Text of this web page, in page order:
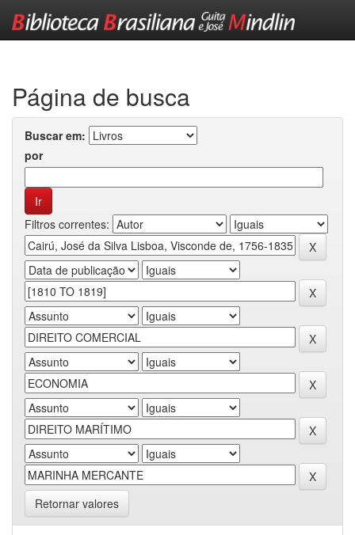
Página de busca
Buscar em:
por
Filtros correntes:
Retornar valores